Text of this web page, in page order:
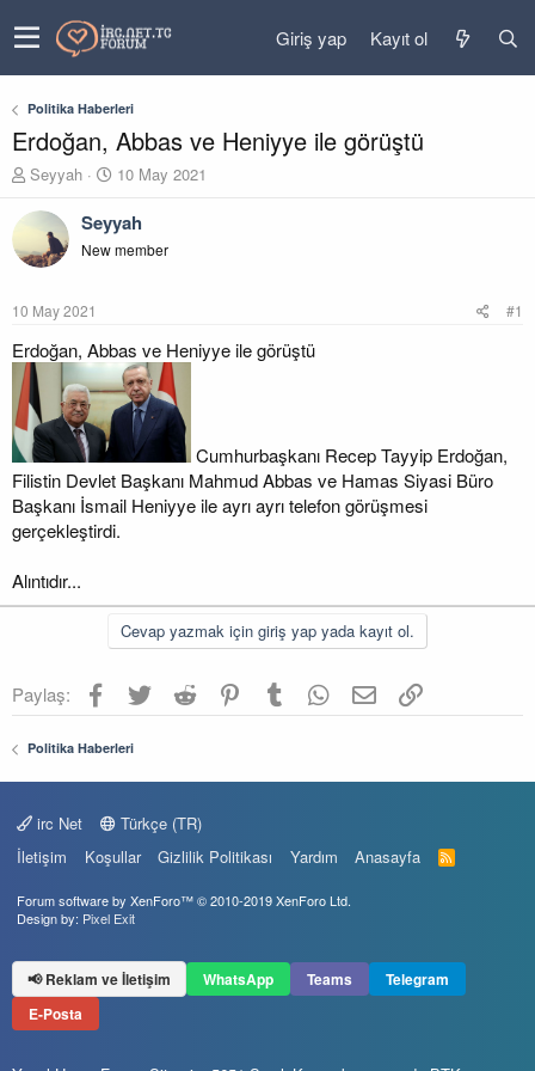
Giriş yap Kayıt ol
Politika Haberleri
Erdoğan, Abbas ve Heniyye ile görüştü
K
n
y
b
a
ş
l
a
t
a
n
Seyyah
B
ş
l
a
ç
t
a
r
i
10 May 2021
Seyyah
New member
10 May 2021 #1
Erdoğan, Abbas ve Heniyye ile görüştü
Cumhurbaşkanı Recep Tayyip Erdoğan,
Filistin Devlet Başkanı Mahmud Abbas ve Hamas Siyasi Büro
Başkanı İsmail Heniyye ile ayrı ayrı telefon görüşmesi
gerçekleştirdi.
Alıntıdır...
Cevap yazmak için giriş yap yada kayıt ol.
Paylaş: Facebook
TwitterReddit PinterestTumblr WhatsApp
E-postaLink
Politika Haberleri
irc Net
Türkçe (TR)
İletişim
Koşullar Gizlilik Politikası Yardım Anasayfa
R
S
Forum software by XenForo™© 2010-2019 XenForo Ltd.
Design by: Pixel Exit
📢 Reklam ve İletişim WhatsApp Teams
Telegram
E-Posta